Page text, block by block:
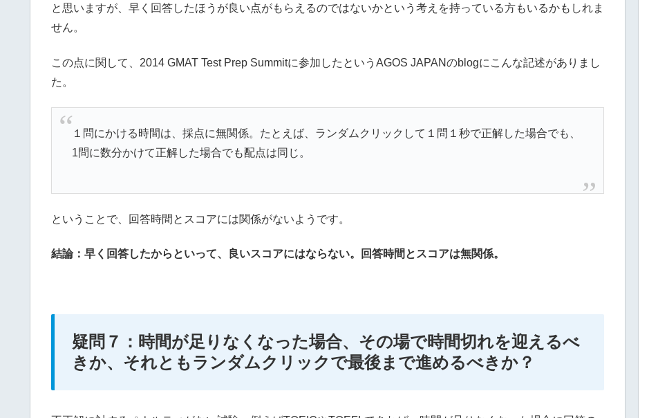
と思いますが、早く回答したほうが良い点がもらえるのではないかという考えを持っている方もいるかもしれま
せん。
この点に関して、2014 GMAT Test Prep Summitに参加したというAGOS JAPANのblogにこんな記述がありまし
た。
１問にかける時間は、採点に無関係。たとえば、ランダムクリックして１問１秒で正解した場合でも、
1問に数分かけて正解した場合でも配点は同じ。
ということで、回答時間とスコアには関係がないようです。
結論：早く回答したからといって、良いスコアにはならない。回答時間とスコアは無関係。
疑問７：時間が足りなくなった場合、その場で時間切れを迎えるべ
きか、それともランダムクリックで最後まで進めるべきか？